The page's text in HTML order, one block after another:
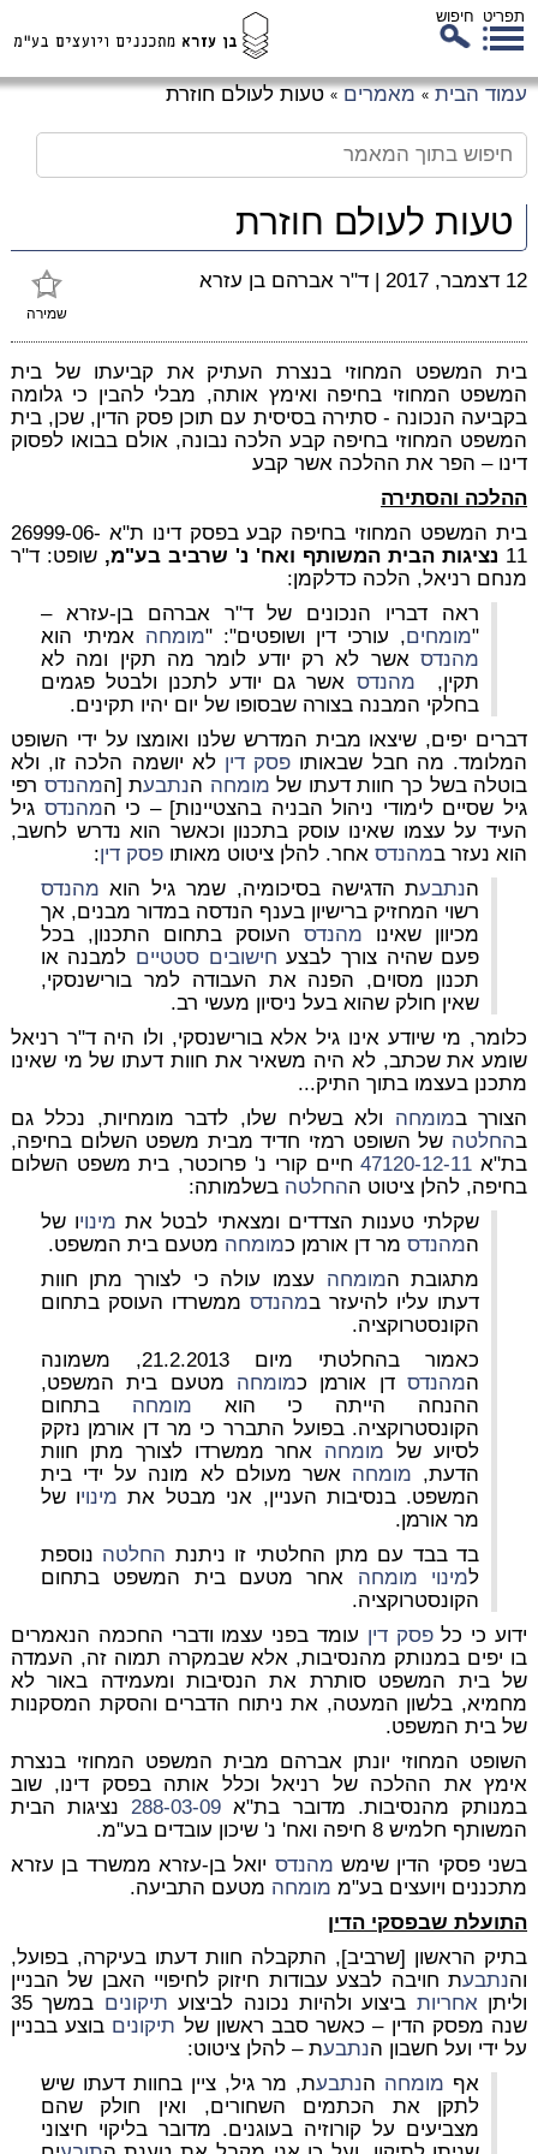
תפריט חיפוש
עמוד הבית » מאמרים » טעות לעולם חוזרת
טעות לעולם חוזרת
שמירה
12 דצמבר, 2017 | ד"ר אברהם בן עזרא
בית המשפט המחוזי בנצרת העתיק את קביעתו של בית
המשפט המחוזי בחיפה ואימץ אותה, מבלי להבין כי גלומה
בקביעה הנכונה - סתירה בסיסית עם תוכן פסק הדין, שכן, בית
המשפט המחוזי בחיפה קבע הלכה נבונה, אולם בבואו לפסוק
דינו – הפר את ההלכה אשר קבע
ההלכה והסתירה
בית המשפט המחוזי בחיפה קבע בפסק דינו ת"א 26999-06-
11 נציגות הבית המשותף ואח' נ' שרביב בע"מ,שופט: ד"ר
מנחם רניאל, הלכה כדלקמן:
ראה דבריו הנכונים של ד"ר אברהם בן-עזרא –
"מומחים, עורכי דין ושופטים": "מומחה אמיתי הוא
מהנדסאשר לא רק יודע לומר מה תקין ומה לא
תקין, מהנדס אשר גם יודע לתכנן ולבטל פגמים
בחלקי המבנה בצורה שבסופו של יום יהיו תקינים.
דברים יפים, שיצאו מבית המדרש שלנו ואומצו על ידי השופט
המלומד. מה חבל שבאותו פסק דין לא יושמה הלכה זו, ולא
בוטלה בשל כך חוות דעתו של מומחה הנתבעת [המהנדס רפי
גיל שסיים לימודי ניהול הבניה בהצטיינות] – כי המהנדס גיל
העיד על עצמו שאינו עוסק בתכנון וכאשר הוא נדרש לחשב,
הוא נעזר במהנדסאחר. להלן ציטוט מאותו פסק דין:
הנתבעת הדגישה בסיכומיה, שמר גיל הוא מהנדס
רשוי המחזיק ברישיון בענף הנדסה במדור מבנים, אך
מכיוון שאינו מהנדסהעוסק בתחום התכנון, בכל
פעם שהיה צורך לבצע חישובים סטטיים למבנה או
תכנון מסוים, הפנה את העבודה למר בורישנסקי,
שאין חולק שהוא בעל ניסיון מעשי רב.
כלומר, מי שיודע אינו גיל אלא בורישנסקי, ולו היה ד"ר רניאל
שומע את שכתב, לא היה משאיר את חוות דעתו של מי שאינו
מתכנן בעצמו בתוך התיק...
הצורך במומחה ולא בשליח שלו, לדבר מומחיות, נכלל גם
בהחלטה של השופט רמזי חדיד מבית משפט השלום בחיפה,
בת"א 47120-12-11חיים קורי נ' פרוכטר, בית משפט השלום
בחיפה, להלן ציטוט ההחלטה בשלמותה:
שקלתי טענות הצדדים ומצאתי לבטל את מינויו של
המהנדסמר דן אורמן כמומחה מטעם בית המשפט.
מתגובת המומחה עצמו עולה כי לצורך מתן חוות
דעתו עליו להיעזר במהנדס ממשרדו העוסק בתחום
הקונסטרוקציה.
כאמור בהחלטתי מיום 21.2.2013, משמונה
המהנדסדן אורמן כמומחה מטעם בית המשפט,
ההנחה הייתה כי הוא מומחה בתחום
הקונסטרוקציה. בפועל התברר כי מר דן אורמן נזקק
לסיוע של מומחה אחר ממשרדו לצורך מתן חוות
הדעת, מומחה אשר מעולם לא מונה על ידי בית
המשפט. בנסיבות העניין, אני מבטל את מינויו של
מר אורמן.
בד בבד עם מתן החלטתי זו ניתנת החלטה נוספת
למינוי מומחה אחר מטעם בית המשפט בתחום
הקונסטרוקציה.
ידוע כי כלפסק דין עומד בפני עצמו ודברי החכמה הנאמרים
בו יפים במנותק מהנסיבות, אלא שבמקרה תמוה זה, העמדה
של בית המשפט סותרת את הנסיבות ומעמידה באור לא
מחמיא, בלשון המעטה, את ניתוח הדברים והסקת המסקנות
של בית המשפט.
השופט המחוזי יונתן אברהם מבית המשפט המחוזי בנצרת
אימץ את ההלכה של רניאל וכלל אותה בפסק דינו, שוב
במנותק מהנסיבות. מדובר בת"א 288-03-09 נציגות הבית
המשותף חלמיש 8 חיפה ואח' נ' שיכון עובדים בע"מ.
בשני פסקי הדין שימש מהנדס יואל בן-עזרא ממשרד בן עזרא
מתכננים ויועצים בע"מ מומחה מטעם התביעה.
התועלת שבפסקי הדין
בתיק הראשון [שרביב], התקבלה חוות דעתו בעיקרה, בפועל,
והנתבעת חויבה לבצע עבודות חיזוק לחיפויי האבן של הבניין
וליתן אחריות ביצוע ולהיות נכונה לביצוע תיקונים
במשך 35
שנה מפסק הדין – כאשר סבב ראשון של תיקונים בוצע בבניין
על ידי ועל חשבון הנתבעת – להלן ציטוט:
אף מומחה הנתבעת, מר גיל, ציין בחוות דעתו שיש
לתקן את הכתמים השחורים, ואין חולק שהם
מצביעים על קורוזיה בעוגנים. מדובר בליקוי חיצוני